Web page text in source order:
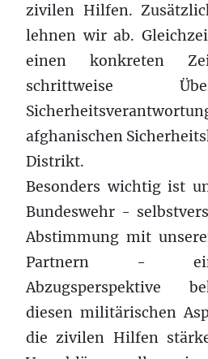
zivilen Hilfen.
lehnen wir ab.
einen konkreten
schrittweise
afghanischen
Distrikt.
Besonders wichtig ist
Bundeswehr -
Abstimmung mit
Partnern -
Abzugsperspektive
diesen militärischen
die zivilen Hilfen